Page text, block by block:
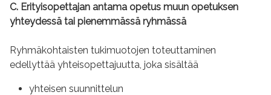
C. Erityisopettajan antama opetus muun opetuksen
yhteydessä tai pienemmässä ryhmässä
Ryhmäkohtaisten tukimuotojen toteuttaminen
edellyttää yhteisopettajuutta, joka sisältää
yhteisen suunnittelun